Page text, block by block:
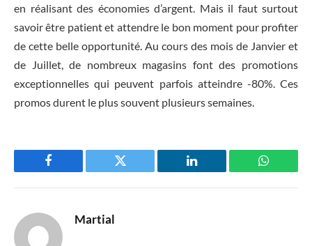
en réalisant des économies d’argent. Mais il faut surtout
savoir être patient et attendre le bon moment pour profiter
de cette belle opportunité. Au cours des mois de Janvier et
de Juillet, de nombreux magasins font des promotions
exceptionnelles qui peuvent parfois atteindre -80%. Ces
promos durent le plus souvent plusieurs semaines.
Facebook Twitter LinkedIn
Martial